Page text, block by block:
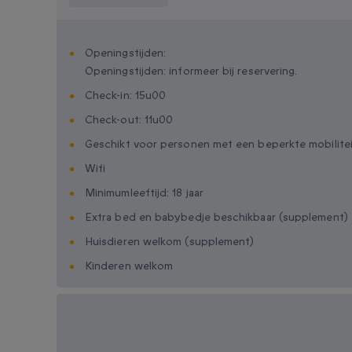
Openingstijden:
Openingstijden: informeer bij reservering.
Check-in: 15u00
Check-out: 11u00
Geschikt voor personen met een beperkte
Wifi
Minimumleeftijd: 18 jaar
Extra bed en babybedje beschikbaar (supplement)
Huisdieren welkom (supplement)
Kinderen welkom